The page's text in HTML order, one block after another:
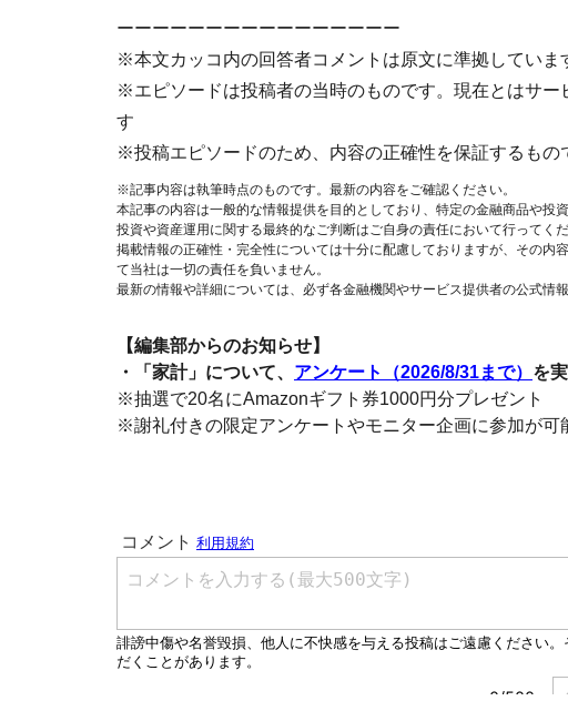
ーーーーーーーーーーーーーーーー
※本文カッコ内の回答者コメントは原文に準拠していま
※エピソードは投稿者の当時のものです。現在とはサー
す
※投稿エピソードのため、内容の正確性を保証するもの
※記事内容は執筆時点のものです。最新の内容をご確認ください。
本記事の内容は一般的な情報提供を目的としており、特定の金融商品や投
投資や資産運用に関する最終的なご判断はご自身の責任において行ってくだ
掲載情報の正確性・完全性については十分に配慮しておりますが、その内
て当社は一切の責任を負いません。
最新の情報や詳細については、必ず各金融機関やサービス提供者の公式情報
【編集部からのお知らせ】
・「家計」について、 アンケート（2026/8/31まで） を
※抽選で20名にAmazonギフト券1000円分プレゼント
※謝礼付きの限定アンケートやモニター企画に参加が可